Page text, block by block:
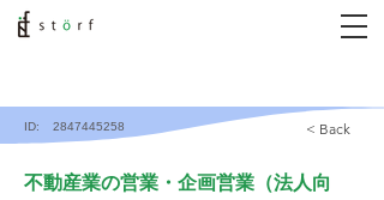
ID: 2847445258 < Back
不動産業の営業・企画営業（法人向